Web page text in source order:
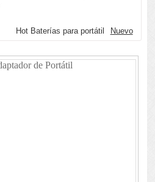
Hot Baterías para portátil Nuevo